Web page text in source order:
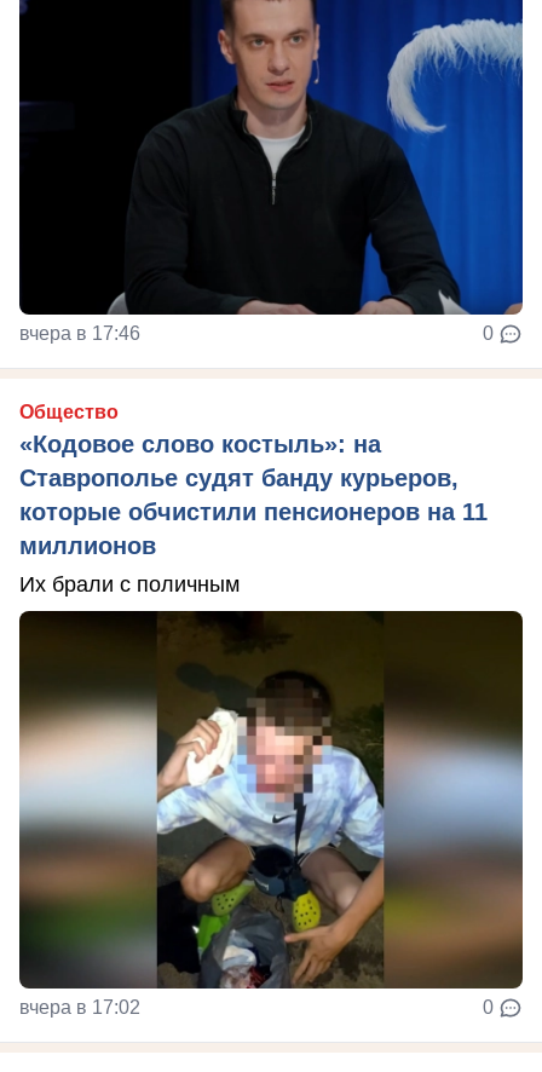
вчера в 17:46 0
Общество
«Кодовое слово костыль»: на
Ставрополье судят банду курьеров,
которые обчистили пенсионеров на 11
миллионов
Их брали с поличным
вчера в 17:02 0